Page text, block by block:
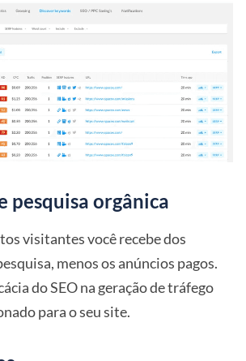
pesquisa orgânica
visitantes você recebe dos
menos os anúncios pagos.
do SEO na geração de tráfego
para o seu site.